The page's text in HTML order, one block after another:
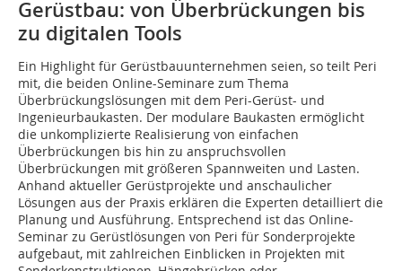
Gerüstbau: von Überbrückungen bis
zu digitalen Tools
Ein Highlight für Gerüstbauunternehmen seien, so teilt Peri
mit, die beiden Online-Seminare zum Thema
Überbrückungslösungen mit dem Peri-Gerüst- und
Ingenieurbaukasten. Der modulare Baukasten ermöglicht
die unkomplizierte Realisierung von einfachen
Überbrückungen bis hin zu anspruchsvollen
Überbrückungen mit größeren Spannweiten und Lasten.
Anhand aktueller Gerüstprojekte und anschaulicher
Lösungen aus der Praxis erklären die Experten detailliert die
Planung und Ausführung. Entsprechend ist das Online-
Seminar zu Gerüstlösungen von Peri für Sonderprojekte
aufgebaut, mit zahlreichen Einblicken in Projekten mit